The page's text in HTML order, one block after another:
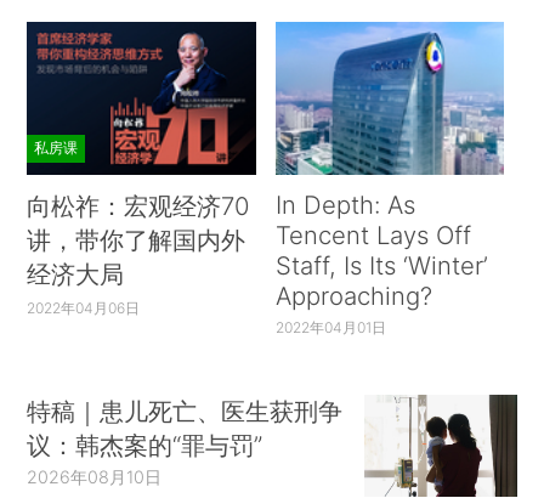
私房课
向松祚：宏观经济70
讲，带你了解国内外
经济大局
2022年04月06日
In Depth: As
Tencent Lays Off
Staff, Is Its ‘Winter’
Approaching?
2022年04月01日
特稿｜患儿死亡、医生获刑争
议：韩杰案的“罪与罚”
2026年08月10日